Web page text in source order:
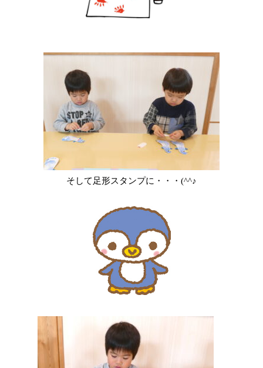
そして足形スタンプに・・・(^^♪